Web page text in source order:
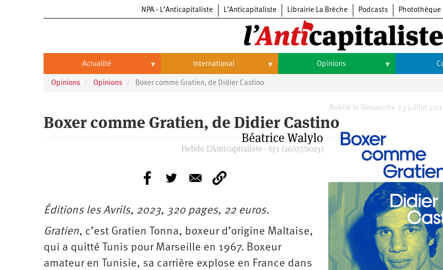
NPA - L’Anticapitaliste L’Anticapitaliste Librairie La Brèche Podcasts Photothèque
Actualité
Actualité
Entreprises
Commerce
Hôpitaux
Féminisme
LGBTI
Éducation
Santé
Vidéos
International
International
Chine
États-
Afrique
Amérique
Nord
latine
Opinions
Arts
Expositions
Livres
Musique
Opinions Opinions Boxer comme Gratien, de Didier Castino
Publié le Dimanche 23 juillet
Boxer comme Gratien, de Didier Castino
Béatrice Walylo
Hebdo L’Anticapitaliste - 671 (20/07/2023)
Éditions les Avrils, 2023, 320 pages, 22 euros.
Gratien, c’est Gratien Tonna, boxeur d’origine Maltaise,
qui a quitté Tunis pour Marseille en 1967. Boxeur
amateur en Tunisie, sa carrière explose en France dans